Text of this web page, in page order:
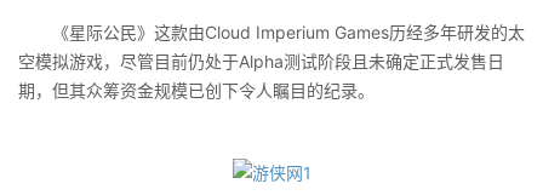
《星际公民》这款由Cloud Imperium Games历经多年研发的太
空模拟游戏，尽管目前仍处于Alpha测试阶段且未确定正式发售日
期，但其众筹资金规模已创下令人瞩目的纪录。